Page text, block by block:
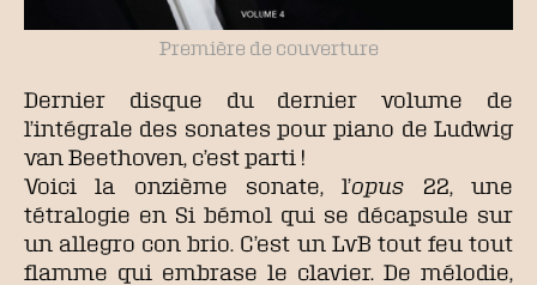
Première de couverture
Dernier disque du dernier volume de
l’intégrale des sonates pour piano de Ludwig
van Beethoven, c’est parti !
Voici la onzième sonate, l’opus 22, une
tétralogie en Si bémol qui se décapsule sur
un allegro con brio. C’est un LvB tout feu tout
flamme qui embrase le clavier. De mélodie,